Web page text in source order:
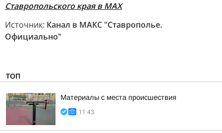
Ставропольского края в МАХ
Источник: Канал в МАКС "Ставрополье.
Официально"
ТОП
Материалы с места происшествия
11:43